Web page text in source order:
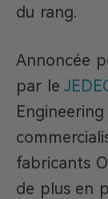
du rang.
Annoncée
par le
fabricants
de plus en